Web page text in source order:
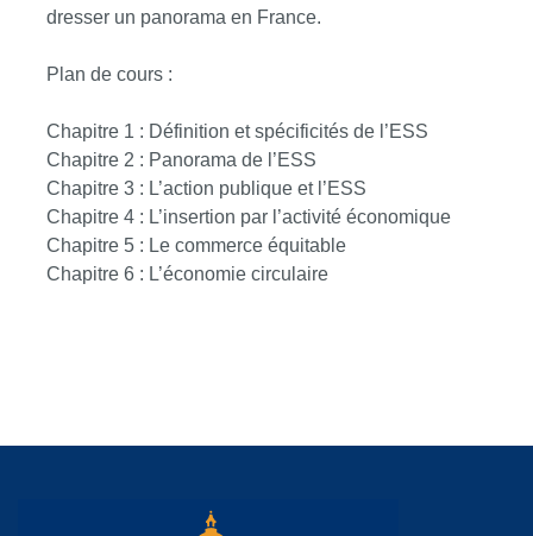
dresser un panorama en France.
Plan de cours :
Chapitre 1 : Définition et spécificités de l’ESS
Chapitre 2 : Panorama de l’ESS
Chapitre 3 : L’action publique et l’ESS
Chapitre 4 : L’insertion par l’activité économique
Chapitre 5 : Le commerce équitable
Chapitre 6 : L’économie circulaire